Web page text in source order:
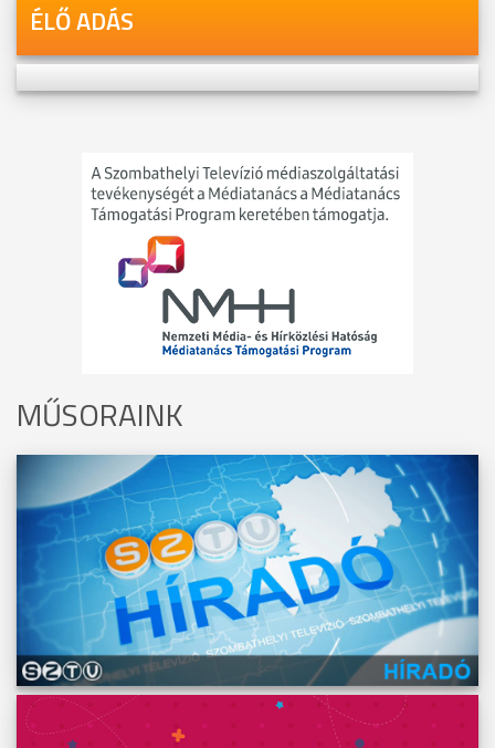
ÉLŐ ADÁS
MŰSORAINK